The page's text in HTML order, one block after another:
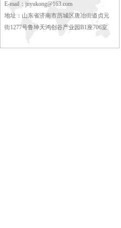
E-mail： jnyukong@163.com
地址：山东省济南市历城区唐冶街道贞元
街1277号鲁坤天鸿创谷产业园B1座706室